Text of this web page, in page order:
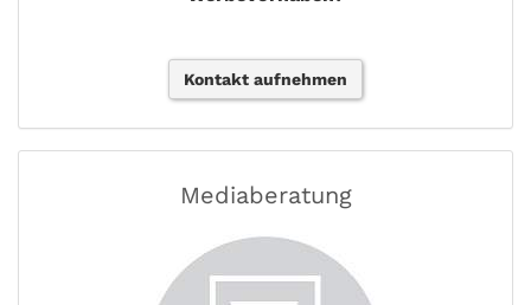
Kontakt aufnehmen
Mediaberatung